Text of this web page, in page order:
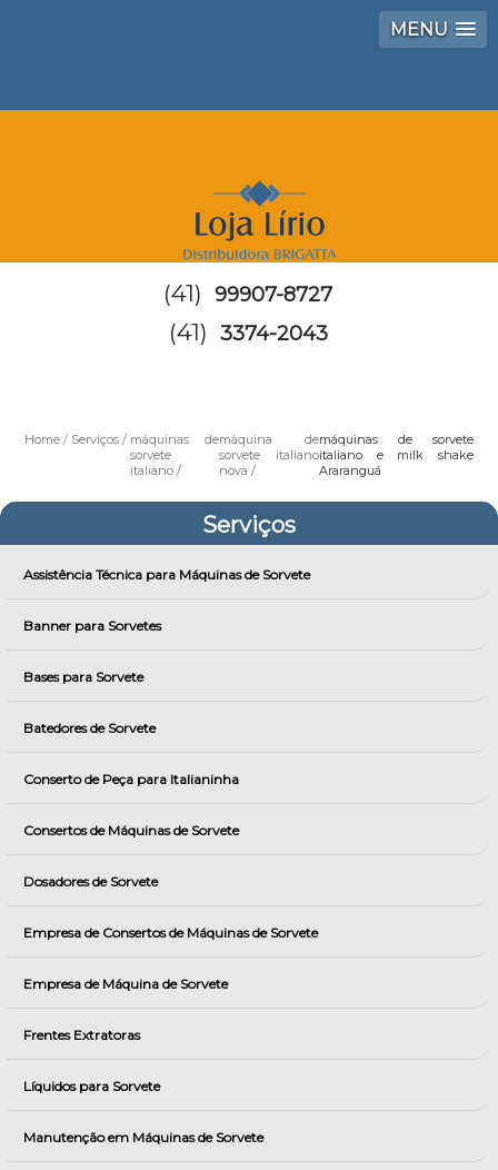
MENU
(41) 99907-8727
(41) 3374-2043
Home Serviços
máquinas de
sorvete
italiano
máquina de
sorvete italiano
nova
máquinas de sorvete
italiano e milk shake
Araranguá
Serviços
Assistência Técnica para Máquinas de Sorvete
Banner para Sorvetes
Bases para Sorvete
Batedores de Sorvete
Conserto de Peça para Italianinha
Consertos de Máquinas de Sorvete
Dosadores de Sorvete
Empresa de Consertos de Máquinas de Sorvete
Empresa de Máquina de Sorvete
Frentes Extratoras
Líquidos para Sorvete
Manutenção em Máquinas de Sorvete